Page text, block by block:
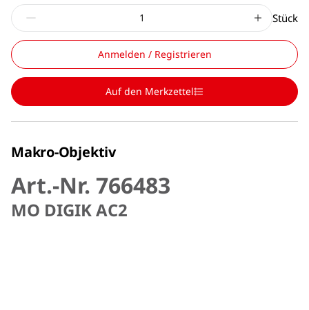
Stück
Anmelden / Registrieren
Auf den Merkzettel
Makro-Objektiv
Art.-Nr. 766483
MO DIGIK AC2